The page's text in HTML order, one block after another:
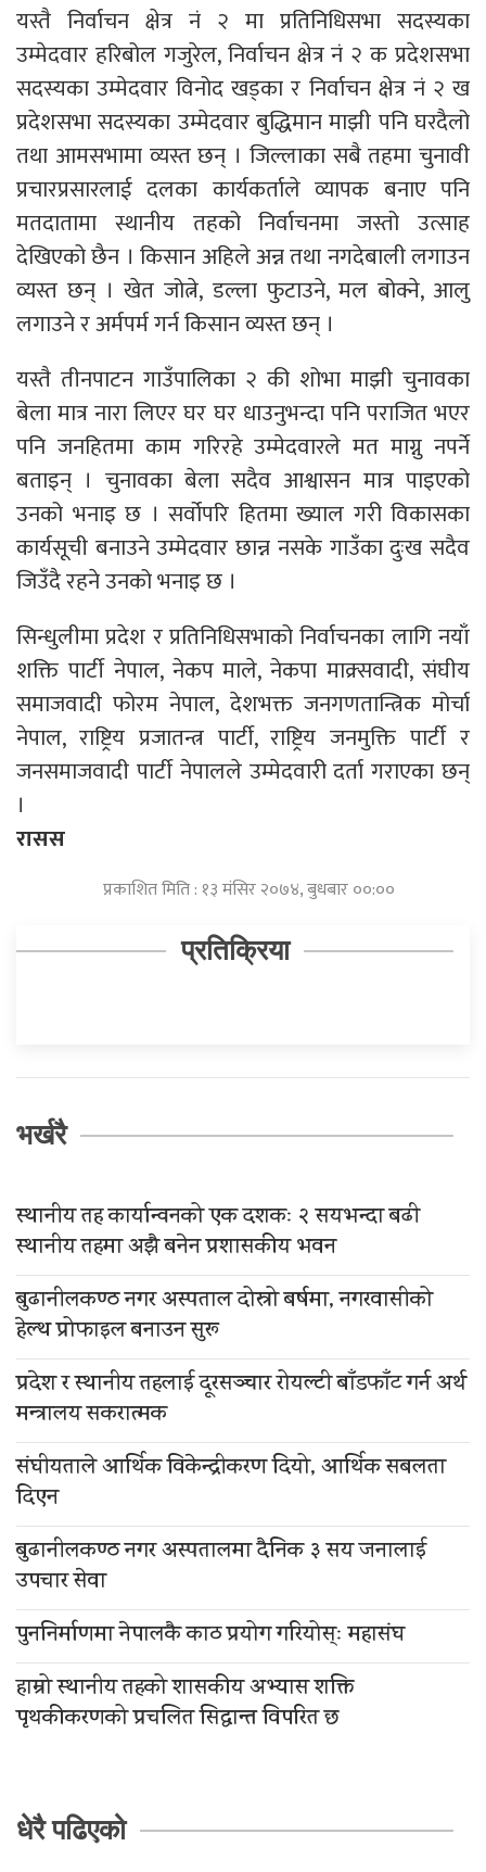
यस्तै निर्वाचन क्षेत्र नं २ मा प्रतिनिधिसभा सदस्यका
उम्मेदवार हरिबोल गजुरेल, निर्वाचन क्षेत्र नं २ क प्रदेशसभा
सदस्यका उम्मेदवार विनोद खड्का र निर्वाचन क्षेत्र नं २ ख
प्रदेशसभा सदस्यका उम्मेदवार बुद्धिमान माझी पनि घरदैलो
तथा आमसभामा व्यस्त छन् । जिल्लाका सबै तहमा चुनावी
प्रचारप्रसारलाई दलका कार्यकर्ताले व्यापक बनाए पनि
मतदातामा स्थानीय तहको निर्वाचनमा जस्तो उत्साह
देखिएको छैन । किसान अहिले अन्न तथा नगदेबाली लगाउन
व्यस्त छन् । खेत जोत्ने, डल्ला फुटाउने, मल बोक्ने, आलु
लगाउने र अर्मपर्म गर्न किसान व्यस्त छन् ।
यस्तै तीनपाटन गाउँपालिका २ की शोभा माझी चुनावका
बेला मात्र नारा लिएर घर घर धाउनुभन्दा पनि पराजित भएर
पनि जनहितमा काम गरिरहे उम्मेदवारले मत माग्नु नपर्ने
बताइन् । चुनावका बेला सदैव आश्वासन मात्र पाइएको
उनको भनाइ छ । सर्वोपरि हितमा ख्याल गरी विकासका
कार्यसूची बनाउने उम्मेदवार छान्न नसके गाउँका दुःख सदैव
जिउँदै रहने उनको भनाइ छ ।
सिन्धुलीमा प्रदेश र प्रतिनिधिसभाको निर्वाचनका लागि नयाँ
शक्ति पार्टी नेपाल, नेकप माले, नेकपा माक्र्सवादी, संघीय
समाजवादी फोरम नेपाल, देशभक्त जनगणतान्त्रिक मोर्चा
नेपाल, राष्ट्रिय प्रजातन्त्र पार्टी, राष्ट्रिय जनमुक्ति पार्टी र
जनसमाजवादी पार्टी नेपालले उम्मेदवारी दर्ता गराएका छन्
।
रासस
प्रकाशित मिति : १३ मंसिर २०७४, बुधबार ००:००
प्रतिक्रिया
भर्खरै
स्थानीय तह कार्यान्वनको एक दशकः २ सयभन्दा बढी
स्थानीय तहमा अझै बनेन प्रशासकीय भवन
बुढानीलकण्ठ नगर अस्पताल दोस्रो बर्षमा, नगरवासीको
हेल्थ प्रोफाइल बनाउन सुरू
प्रदेश र स्थानीय तहलाई दूरसञ्चार रोयल्टी बाँडफाँट गर्न अर्थ
मन्त्रालय सकरात्मक
संघीयताले आर्थिक विकेन्द्रीकरण दियो, आर्थिक सबलता
दिएन
बुढानीलकण्ठ नगर अस्पतालमा दैनिक ३ सय जनालाई
उपचार सेवा
पुननिर्माणमा नेपालकै काठ प्रयोग गरियोस्ः महासंघ
हाम्रो स्थानीय तहको शासकीय अभ्यास शक्ति
पृथकीकरणको प्रचलित सिद्धान्त विपरित छ
धेरै पढिएको